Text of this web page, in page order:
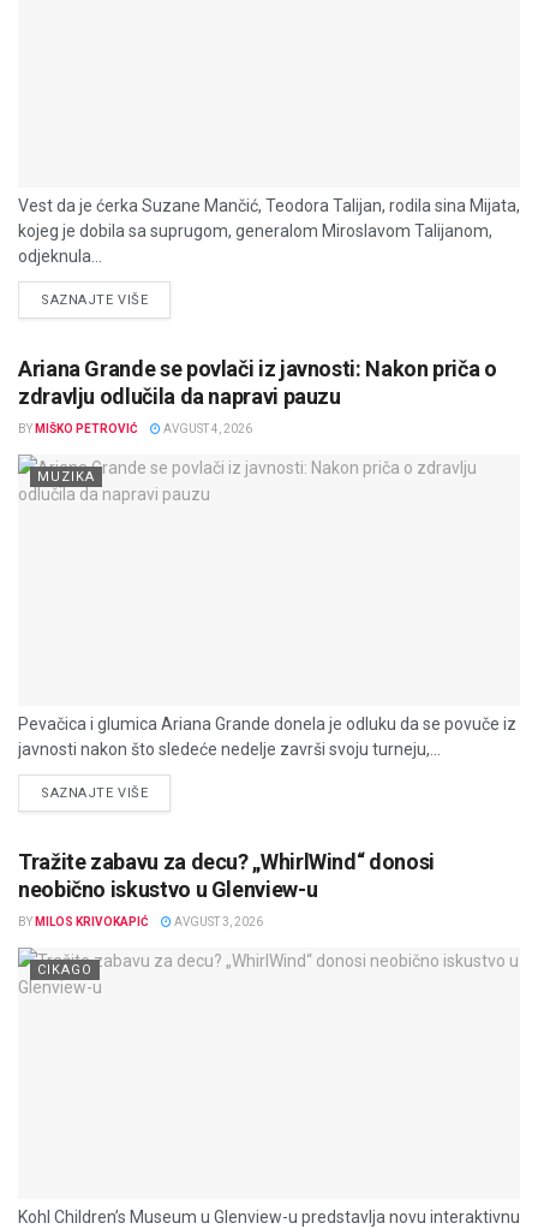
Vest da je ćerka Suzane Mančić, Teodora Talijan, rodila sina Mijata,
kojeg je dobila sa suprugom, generalom Miroslavom Talijanom,
odjeknula...
SAZNAJTE VIŠEDETAILS
Ariana Grande se povlači iz javnosti: Nakon priča o
zdravlju odlučila da napravi pauzu
BY MIŠKO PETROVIĆ AVGUST 4, 2026
MUZIKA
Pevačica i glumica Ariana Grande donela je odluku da se povuče iz
javnosti nakon što sledeće nedelje završi svoju turneju,...
SAZNAJTE VIŠEDETAILS
Tražite zabavu za decu? „WhirlWind“ donosi
neobično iskustvo u Glenview-u
BY MILOS KRIVOKAPIĆ AVGUST 3, 2026
CIKAGO
Kohl Children’s Museum u Glenview-u predstavlja novu interaktivnu